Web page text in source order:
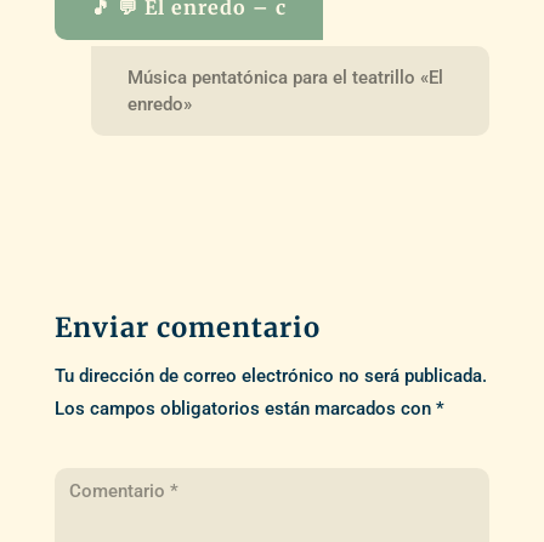
🎵 💬 El enredo – c
Música pentatónica para el teatrillo «El
enredo»
Enviar comentario
Tu dirección de correo electrónico no será publicada.
Los campos obligatorios están marcados con *